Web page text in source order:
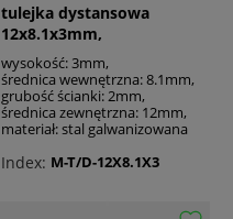
tulejka dystansowa
12x8.1x3mm,
galwanizowana
wysokość: 3mm,
średnica wewnętrzna: 8.1mm,
grubość ścianki: 2mm,
średnica zewnętrzna: 12mm,
materiał: stal galwanizowana
Index: M-T/D-12X8.1X3